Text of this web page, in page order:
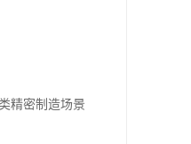
精密制造场景